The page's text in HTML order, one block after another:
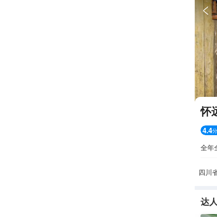

怀
4.4分
全年
四川
达